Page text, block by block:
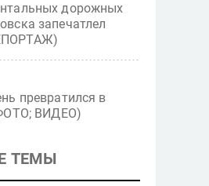
дорожных
запечатлел
превратился в
ВИДЕО)
ТЕМЫ